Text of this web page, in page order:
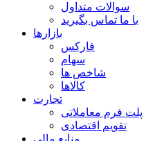
سوالات متداول
با ما تماس بگیرید
بازارها
فارکس
سهام
شاخص ها
کالاها
تجارت
پلت فرم معاملاتی
تقویم اقتصادی
منابع مالی